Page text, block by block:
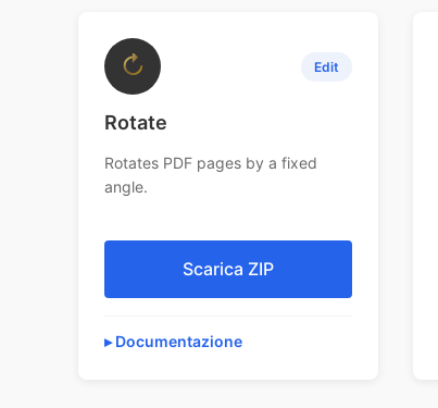
↻ Edit
Rotate
Rotates PDF pages by a fixed
angle.
Scarica ZIP
Documentazione